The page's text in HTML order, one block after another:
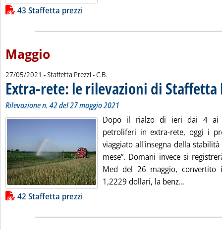
Lista allegati PDF alla notizia
43 Staffetta prezzi
Maggio
27/05/2021 - Staffetta Prezzi -di:
C.B.
Extra-rete: le rilevazioni di Staffetta
Rilevazione n. 42 del 27 maggio 2021
Dopo il rialzo di ieri dai 4 ai
petroliferi in extra-rete, oggi i
viaggiato all'insegna della
mese”. Domani invece si
Med del 26 maggio,
1,2229 dollari, la benz...
Lista allegati PDF alla notizia
42 Staffetta prezzi